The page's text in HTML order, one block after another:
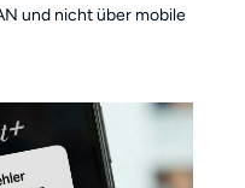
und nicht über mobile